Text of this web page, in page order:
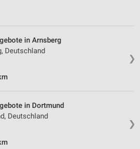
❯
in Arnsberg
Deutschland
❯
in Dortmund
Deutschland